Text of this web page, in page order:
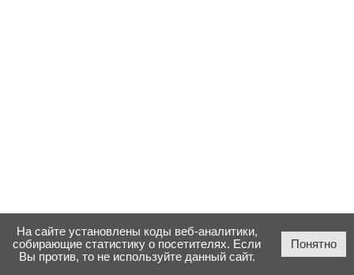
На сайте установлены коды веб-аналитики,
собирающие статистику о посетителях. Если
Вы против, то не используйте данный сайт.
Понятно